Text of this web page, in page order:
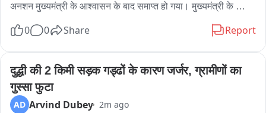
अनशन मुख्यमंत्री के आश्वासन के बाद समाप्त हो गया। मुख्यमंत्री के
स्थल पहुंचे और अनशनकारियों से वार्ता की। इस दौरान वीडियो कॉल के
ने आश्वासन दिया कि इसी शैक्षणिक सत्र से विद्यालय में कक्षा 11वीं की
पढ़ाई शुरू कराई जाएगी। इसके बाद अपर जिलाधिकारी पिथौरागढ़ योगेंद्र
सिंह और भाजपा ओबीसी मोर्चा जिलाध्यक्ष प्रदीप रावत ने राज्य आंदोलनकारी
रूप सिंह धामी एवं युवा सामाजिक कार्यकर्ता जगजीवन सिंह धामी का अनशन
0 0 Share Report
दुद्धी की 2 किमी सड़क गड्ढों के कारण जर्जर, ग्रामीणों का
गुस्सा फुटा
AD Arvind Dubey 2m ago